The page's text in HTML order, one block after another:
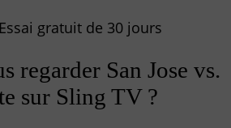
Essai gratuit de 30 jours
regarder San Jose vs.
sur Sling TV ?